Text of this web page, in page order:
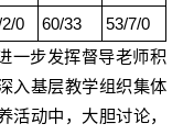
0 60/33
53/7/0
一步发挥督导老师积
入基层教学组织集体
活动中，大胆讨论，